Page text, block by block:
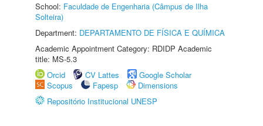
School: Faculdade de Engenharia (Câmpus de Ilha
Solteira)
Department: DEPARTAMENTO DE FÍSICA E QUÍMICA
Academic Appointment Category: RDIDP Academic
title: MS-5.3
Orcid
CV Lattes
Google Scholar
Scopus
Fapesp
Dimensions
Repositório Institucional UNESP